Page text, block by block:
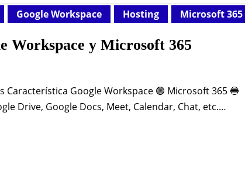
Google Workspace Hosting Microsoft 365
Workspace y Microsoft 365
Característica Google Workspace 🟢 Microsoft 365 🔵
Drive, Google Docs, Meet, Calendar, Chat, etc.
personalizado Colaboración en Documentos
Sheets y Slides Edición colaborativa…